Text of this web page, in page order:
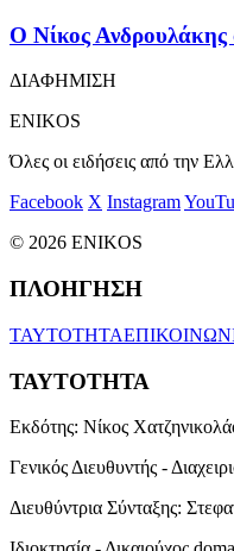
Ο Νίκος Ανδρουλάκης
ΔΙΑΦΗΜΙΣΗ
ENIKOS
Όλες οι ειδήσεις από την
Facebook X Instagram
© 2026 ENIKOS
ΠΛΟΗΓΗΣΗ
ΤΑΥΤΟΤΗΤΑ
ΤΑΥΤΟΤΗΤΑ
Εκδότης: Νίκος
Γενικός Διευθυντής -
Διευθύντρια Σύνταξης: